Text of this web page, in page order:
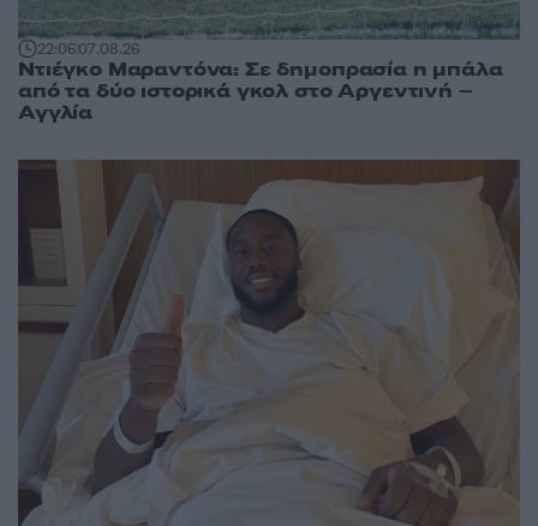
22:0607.08.26
Ντιέγκο Μαραντόνα: Σε δημοπρασία η μπάλα
από τα δύο ιστορικά γκολ στο Αργεντινή –
Αγγλία